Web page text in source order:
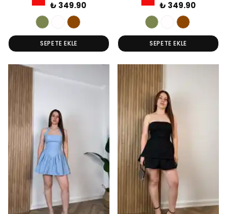
₺ 349.90
SEPETE EKLE
₺ 349.90
SEPETE EKLE